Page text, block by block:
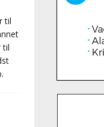
til
til